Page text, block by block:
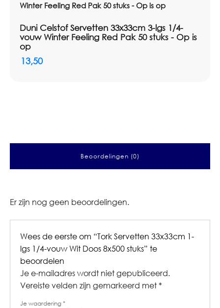
Duni Celstof Servetten 33x33cm 3-lgs 1/4-
vouw Winter Feeling Red Pak 50 stuks - Op is
op
13,50
Beoordelingen (0)
Er zijn nog geen beoordelingen.
Wees de eerste om “Tork Servetten 33x33cm 1-
lgs 1/4-vouw Wit Doos 8x500 stuks” te
beoordelen
Je e-mailadres wordt niet gepubliceerd.
Vereiste velden zijn gemarkeerd met *
Je waardering*